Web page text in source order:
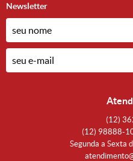
Newsletter
(12)
(12) 98888-
Segunda a Sexta